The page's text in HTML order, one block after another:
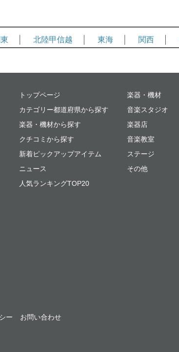
北陸甲信越 東海 関西
ージックプレイス
トップページ
カテゴリー都道府県から探す
楽器・機材から探す
クチコミから探す
新着ピックアップアイテム
ニュース
人気ランキングTOP20
楽器・機材
音楽スタジオ
楽器店
音楽教室
ステージ
その他
ー
お問い合わせ